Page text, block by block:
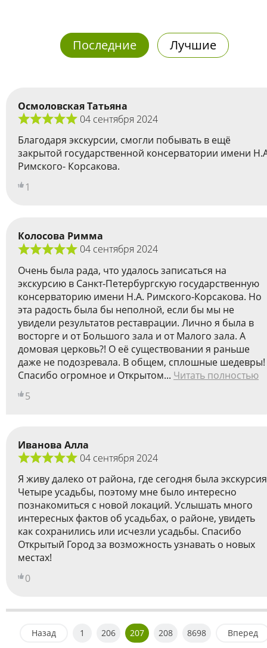
Последние Лучшие
Осмоловская Татьяна
04 сентября 2024
Благодаря экскурсии, смогли побывать в ещё
закрытой государственной консерватории имени
Римского- Корсакова.
1
Колосова Римма
04 сентября 2024
Очень была рада, что удалось записаться на
экскурсию в Санкт-Петербургскую государственную
консерваторию имени Н.А. Римского-Корсакова. Но
эта радость была бы неполной, если бы мы не
увидели результатов реставрации. Лично я была в
восторге и от Большого зала и от Малого зала. А
домовая церковь?! О её существовании я раньше
даже не подозревала. В общем, сплошные шедевры!
Спасибо огромное и Открытом... Читать полностью
5
Иванова Алла
04 сентября 2024
Я живу далеко от района, где сегодня была экскурсия
Четыре усадьбы, поэтому мне было интересно
познакомиться с новой локаций. Услышать много
интересных фактов об усадьбах, о районе, увидеть
как сохранились или исчезли усадьбы. Спасибо
Открытый Город за возможность узнавать о новых
местах!
0
Назад 1 206 207 208 8698 Вперед